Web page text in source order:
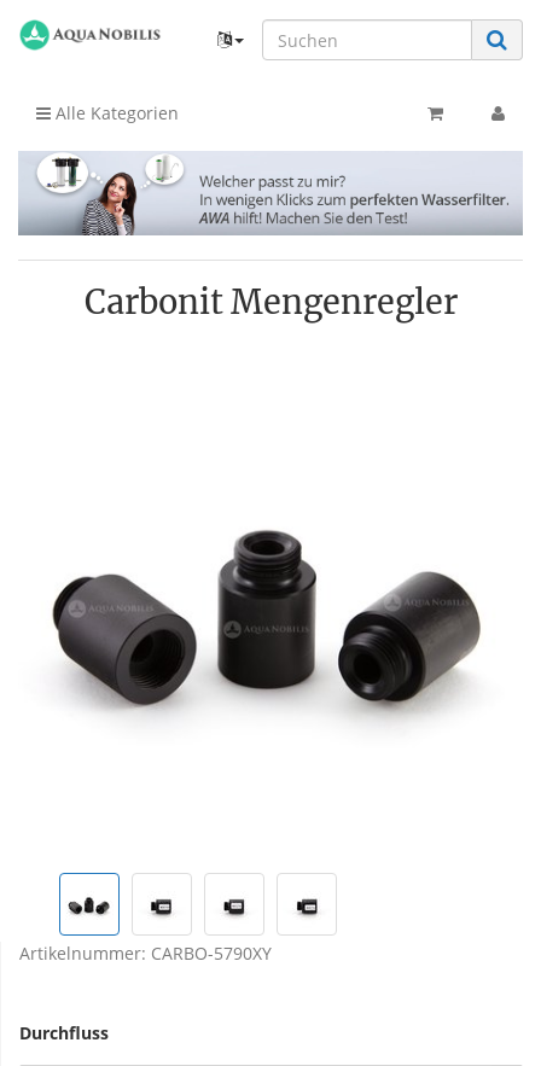
Alle Kategorien
Carbonit Mengenregler
Artikelnummer: CARBO-5790XY
Durchfluss